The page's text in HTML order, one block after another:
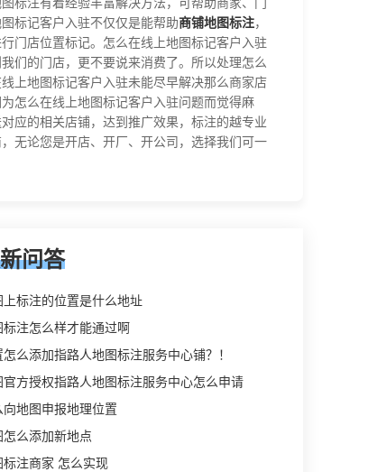
标记客户入驻不仅仅是能帮助商铺地图标注，
门店位置标记。怎么在线上地图标记客户入驻
们的门店，更不要说来消费了。所以处理怎么
上地图标记客户入驻未能尽早解决那么商家店
怎么在线上地图标记客户入驻问题而觉得麻
应的相关店铺，达到推广效果，标注的越专业
无论您是开店、开厂、开公司，选择我们可一
问答
上标注的位置是什么地址
标注怎么样才能通过啊
怎么添加指路人地图标注服务中心铺？！
官方授权指路人地图标注服务中心怎么申请
向地图申报地理位置
怎么添加新地点
标注商家 怎么实现